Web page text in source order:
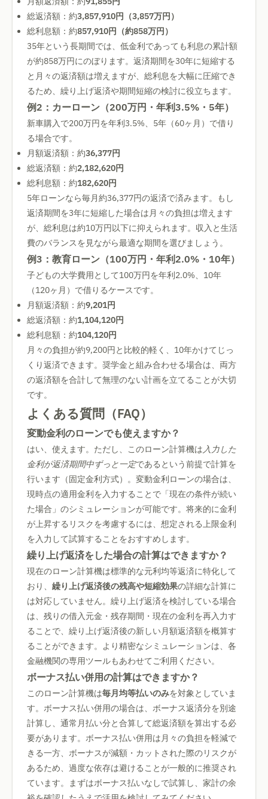
総返済額：約3,857,910円（3,857万円）
総利息額：約857,910円（約858万円）
35年という長期間では、低金利であっても利息の累計額
が約858万円にのぼります。返済期間を30年に短縮する
と月々の返済額は増えますが、総利息を大幅に圧縮でき
るため、繰り上げ返済や期間短縮の検討に役立ちます。
例2：カーローン（200万円・年利3.5%・5年）
新車購入で200万円を年利3.5%、5年（60ヶ月）で借り
る場合です。
月額返済額：約36,377円
総返済額：約2,182,620円
総利息額：約182,620円
5年ローンなら毎月約36,377円の返済で済みます。もし
返済期間を3年に短縮した場合は月々の負担は増えます
が、総利息は約10万円以下に抑えられます。収入と生活
費のバランスを見ながら最適な期間を選びましょう。
例3：教育ローン（100万円・年利2.0%・10年）
子どもの大学費用として100万円を年利2.0%、10年
（120ヶ月）で借りるケースです。
月額返済額：約9,201円
総返済額：約1,104,120円
総利息額：約104,120円
月々の負担が約9,200円と比較的軽く、10年かけてじっ
くり返済できます。奨学金と組み合わせる場合は、両方
の返済額を合計して無理のない計画を立てることが大切
です。
よくある質問（FAQ）
変動金利のローンでも使えますか？
はい、使えます。ただし、このローン計算機は入力した
金利が返済期間中ずっと一定であるという前提で計算を
行います（固定金利方式）。変動金利ローンの場合は、
現時点の適用金利を入力することで「現在の条件が続い
た場合」のシミュレーションが可能です。将来的に金利
が上昇するリスクを考慮するには、想定される上限金利
を入力して試算することをおすすめします。
繰り上げ返済をした場合の計算はできますか？
現在のローン計算機は標準的な元利均等返済に特化して
おり、 繰り上げ返済後の残高や短縮効果の詳細な計算に
は対応していません。繰り上げ返済を検討している場合
は、残りの借入元金・残存期間・現在の金利を再入力す
ることで、繰り上げ返済後の新しい月額返済額を概算す
ることができます。より精密なシミュレーションは、各
金融機関の専用ツールもあわせてご利用ください。
ボーナス払い併用の計算はできますか？
このローン計算機は毎月均等払いのみを対象としていま
す。ボーナス払い併用の場合は、ボーナス返済分を別途
計算し、通常月払い分と合算して総返済額を算出する必
要があります。ボーナス払い併用は月々の負担を軽減で
きる一方、ボーナスが減額・カットされた際のリスクが
あるため、過度な依存は避けることが一般的に推奨され
ています。まずはボーナス払いなしで試算し、家計の余